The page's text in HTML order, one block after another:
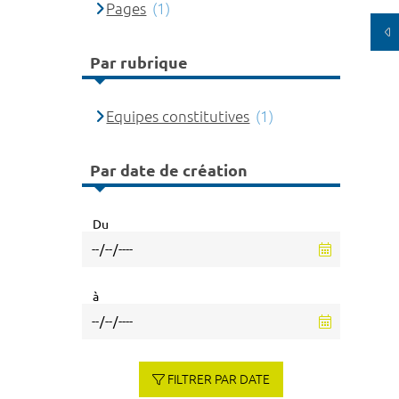
Pages (1)
Par rubrique
Equipes constitutives (1)
Par date de création
Du
à
FILTRER PAR DATE